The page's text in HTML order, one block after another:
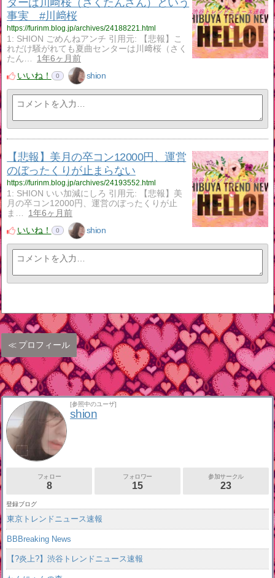
事実 #川﨑桜
https://furinm.blog.jp/archives/24188221.html
1: SHION ごめんねアンチ 引用元: 【悲報】こ
れだけ騒がれても夏曲センターは川﨑桜（さく
たん…
1年6ヶ月前
いいね！
0 shion
【悲報】美月の卒コン12000円、運営
のぼったくりが止まらない
https://furinm.blog.jp/archives/24193552.html
1: SHION いい加減にしろ 引用元: 【悲報】美
月の卒コン12000円、運営のぼったくりが止
ま…
1年6ヶ月前
いいね！
0 shion
プロフィール
[参照中のユーザ]
shion
フォロー
8
フォロワー
15
参加サークル
23
登録ブログ
東京トレンドニュース速報
BBBreaking News
【?炎上?】渋谷トレンドニュース速報